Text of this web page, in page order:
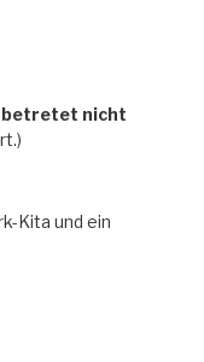
nicht
Kita und ein